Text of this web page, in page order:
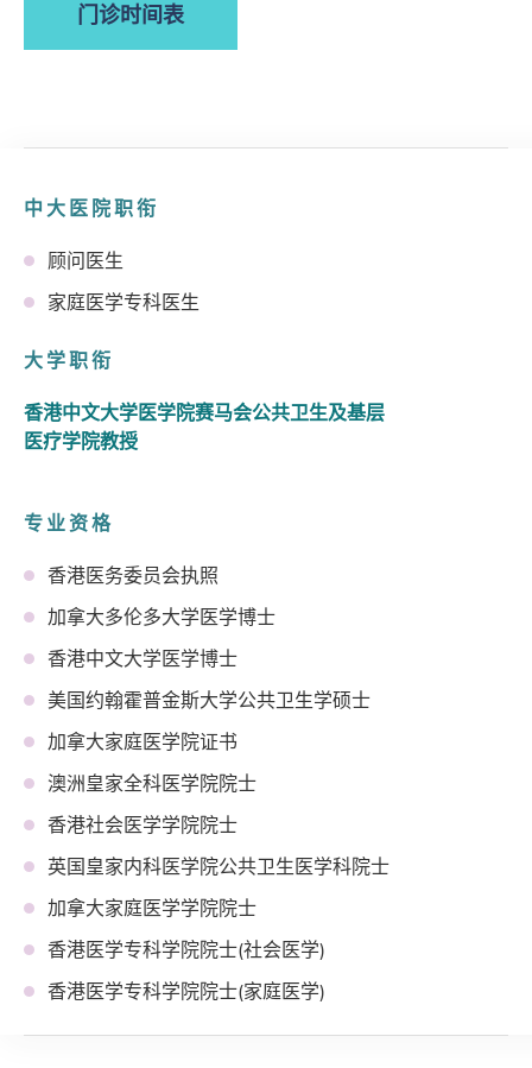
门诊时间表
中大医院职衔
顾问医生
家庭医学专科医生
大学职衔
香港中文大学医学院赛马会公共卫生及基层
医疗学院教授
专业资格
香港医务委员会执照
加拿大多伦多大学医学博士
香港中文大学医学博士
美国约翰霍普金斯大学公共卫生学硕士
加拿大家庭医学院证书
澳洲皇家全科医学院院士
香港社会医学学院院士
英国皇家内科医学院公共卫生医学科院士
加拿大家庭医学学院院士
香港医学专科学院院士(社会医学)
香港医学专科学院院士(家庭医学)